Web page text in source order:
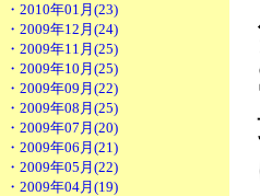
・2010年01月(23)
・2009年12月(24)
・2009年11月(25)
・2009年10月(25)
・2009年09月(22)
・2009年08月(25)
・2009年07月(20)
・2009年06月(21)
・2009年05月(22)
・2009年04月(19)